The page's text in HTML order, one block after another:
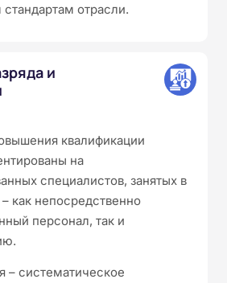
отрасли.
и
квалификации
на
специалистов, занятых в
как непосредственно
персонал, так и
– систематическое